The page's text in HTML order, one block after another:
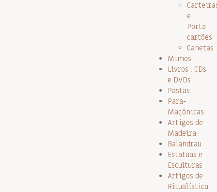
e
Porta
cartões
Canetas
Mimos
Livros , CDs
e DVDs
Pastas
Para-
Maçônicas
Artigos de
Madeira
Balandrau
Estatuas e
Esculturas
Artigos de
Ritualística